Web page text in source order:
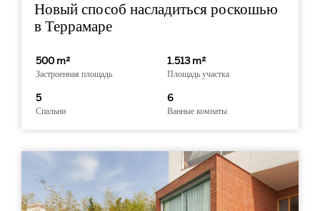
Новый способ насладиться роскошью
в Террамаре
500 m²
Застроенная площадь
1.513 m²
Площадь участка
5
Спальни
6
Ванные комнаты